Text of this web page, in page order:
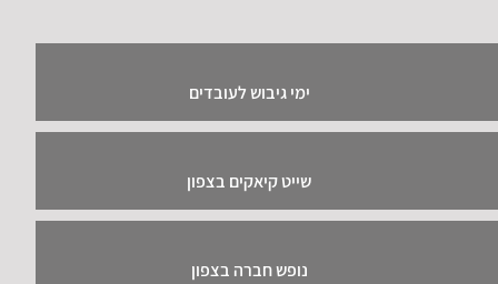
ימי גיבוש לעובדים
שייט קיאקים בצפון
נופש חברה בצפון